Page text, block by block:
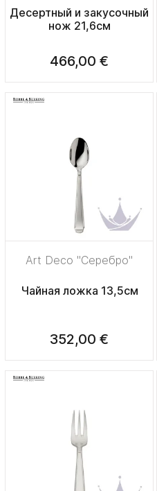
Десертный и закусочный
нож 21,6см
466,00 €
Art Deco "Серебро"
Чайная ложка 13,5см
352,00 €